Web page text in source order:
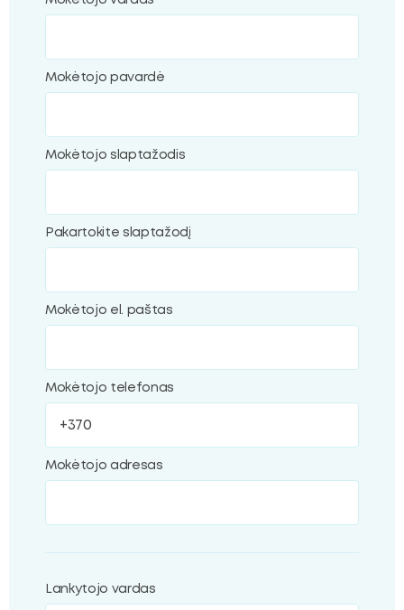
Mokėtojo pavardė
Mokėtojo slaptažodis
Pakartokite slaptažodį
Mokėtojo el. paštas
Mokėtojo telefonas
Mokėtojo adresas
Lankytojo vardas